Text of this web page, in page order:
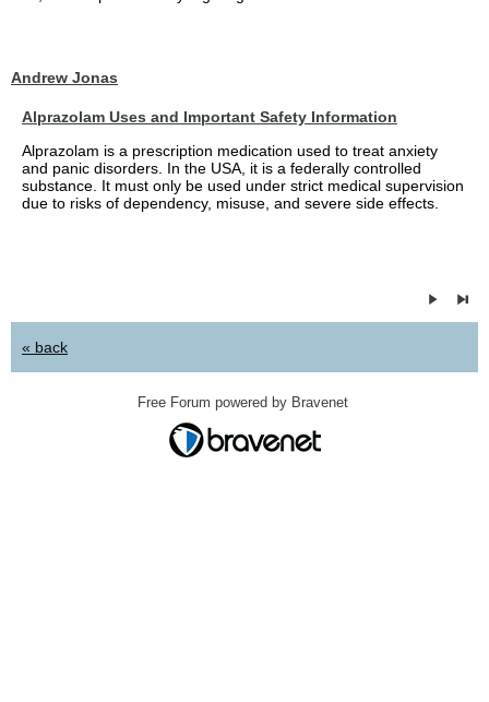
Andrew Jonas
Alprazolam Uses and Important Safety Information
Alprazolam is a prescription medication used to treat anxiety
and panic disorders. In the USA, it is a federally controlled
substance. It must only be used under strict medical supervision
due to risks of dependency, misuse, and severe side effects.
« back
Free Forum powered by Bravenet